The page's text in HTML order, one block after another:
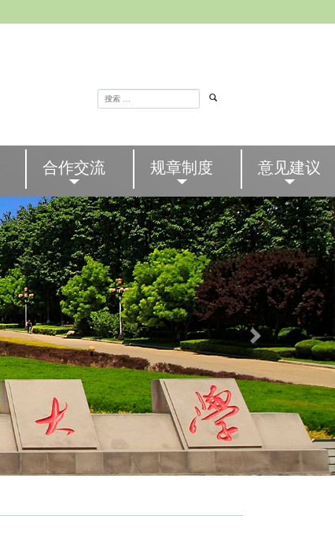
合作交流 规章制度 意见建议